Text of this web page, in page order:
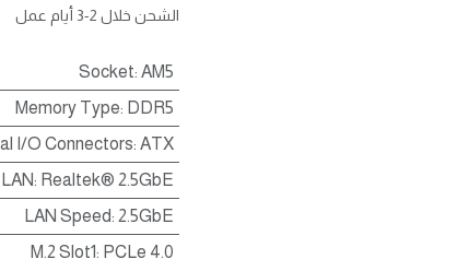
الشحن خلال 2-3 أيام عمل
Socket:AM5
Memory Type: DDR5
I/O Connectors:ATX
LAN: Realtek® 2.5GbE
LAN Speed: 2.5GbE
M.2 Slot1: PCLe 4.0